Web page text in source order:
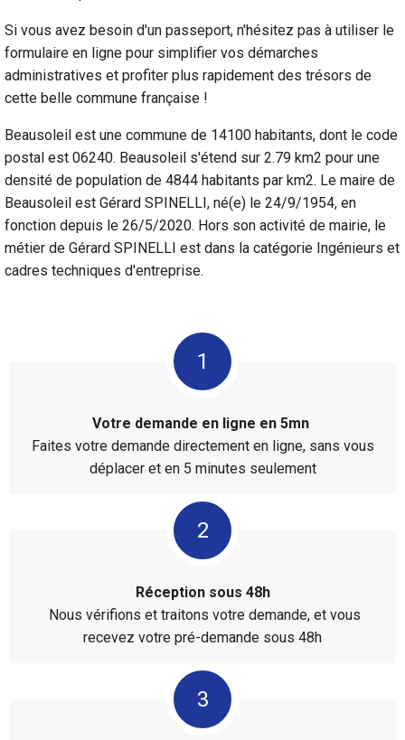
Si vous avez besoin d'un passeport, n'hésitez pas à utiliser le
formulaire en ligne pour simplifier vos démarches
administratives et profiter plus rapidement des trésors de
cette belle commune française !
Beausoleil est une commune de 14100 habitants, dont le code
postal est 06240. Beausoleil s'étend sur 2.79 km2 pour une
densité de population de 4844 habitants par km2. Le maire de
Beausoleil est Gérard SPINELLI, né(e) le 24/9/1954, en
fonction depuis le 26/5/2020. Hors son activité de mairie, le
métier de Gérard SPINELLI est dans la catégorie Ingénieurs et
cadres techniques d'entreprise.
Votre demande en ligne en 5mn
Faites votre demande directement en ligne, sans vous
déplacer et en 5 minutes seulement
Réception sous 48h
Nous vérifions et traitons votre demande, et vous
recevez votre pré-demande sous 48h